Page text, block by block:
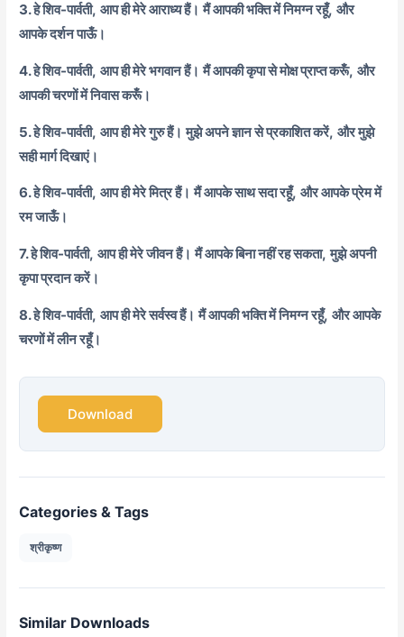
3. हे शिव-पार्वती, आप ही मेरे आराध्य हैं। मैं आपकी भक्ति में निमग्न रहूँ, और
आपके दर्शन पाऊँ।
4. हे शिव-पार्वती, आप ही मेरे भगवान हैं। मैं आपकी कृपा से मोक्ष प्राप्त करूँ, और
आपकी चरणों में निवास करूँ।
5. हे शिव-पार्वती, आप ही मेरे गुरु हैं। मुझे अपने ज्ञान से प्रकाशित करें, और मुझे
सही मार्ग दिखाएं।
6. हे शिव-पार्वती, आप ही मेरे मित्र हैं। मैं आपके साथ सदा रहूँ, और आपके प्रेम में
रम जाऊँ।
7. हे शिव-पार्वती, आप ही मेरे जीवन हैं। मैं आपके बिना नहीं रह सकता, मुझे अपनी
कृपा प्रदान करें।
8. हे शिव-पार्वती, आप ही मेरे सर्वस्व हैं। मैं आपकी भक्ति में निमग्न रहूँ, और आपके
चरणों में लीन रहूँ।
Download
Categories & Tags
श्रीकृष्ण
Similar Downloads